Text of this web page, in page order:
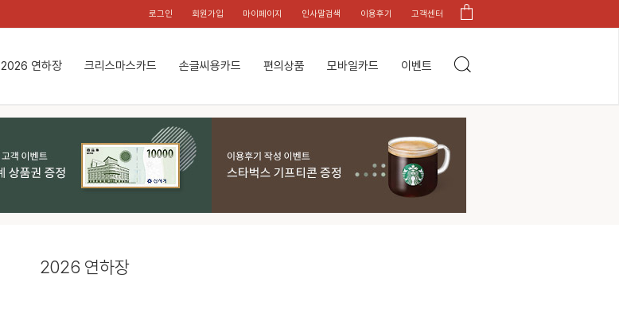
로그인 회원가입 마이페이지 인사말검색 이용후기 고객센터
2026 연하장 크리스마스카드 손글씨용카드 편의상품 모바일카드 이벤트
2026 연하장